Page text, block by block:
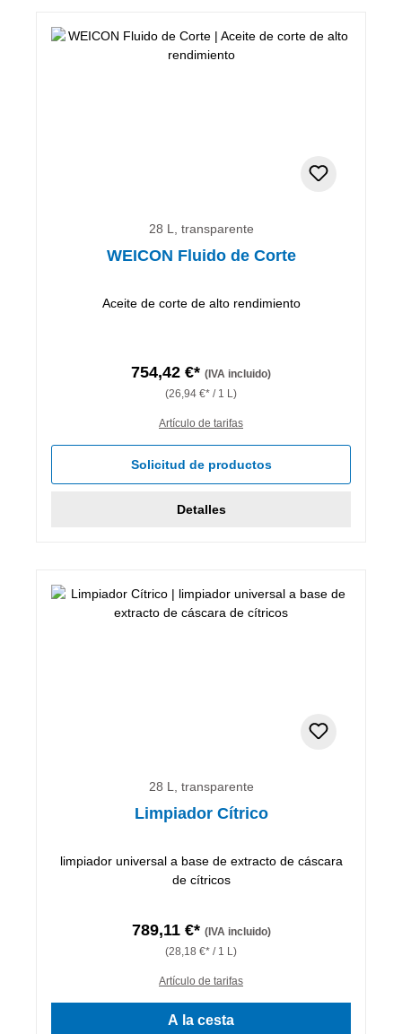
28 L, transparente
WEICON Fluido de Corte
Aceite de corte de alto rendimiento
754,42 €* (IVA incluido)
(26,94 €* / 1 L)
Artículo de tarifas
Solicitud de productos
Detalles
28 L, transparente
Limpiador Cítrico
limpiador universal a base de extracto de cáscara
de cítricos
789,11 €* (IVA incluido)
(28,18 €* / 1 L)
Artículo de tarifas
A la cesta